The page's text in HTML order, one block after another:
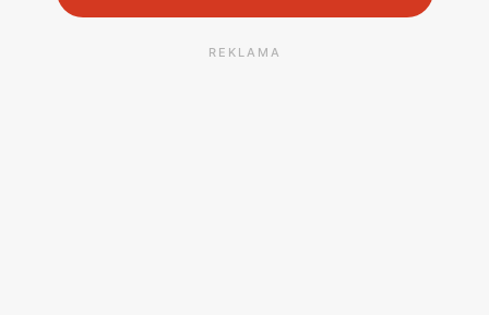
REKLAMA